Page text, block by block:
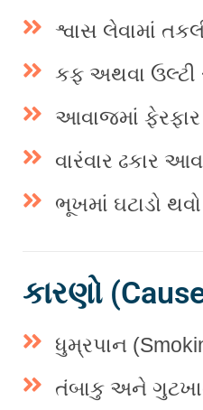
શ્વાસ લેવામાં
કફ અથવા
આવાજમાં ફેરફાર
વારંવાર ઢકાર
ભૂખમાં ઘટાડો થવો
કારણો
ધુમ્રપાન
તંબાકુ અને